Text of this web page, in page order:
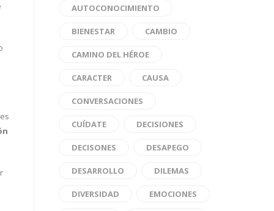
AUTOCONOCIMIENTO
BIENESTAR CAMBIO
CAMINO DEL HÉROE
CARACTER CAUSA
CONVERSACIONES
CUÍDATE DECISIONES
DECISONES DESAPEGO
DESARROLLO DILEMAS
DIVERSIDAD EMOCIONES